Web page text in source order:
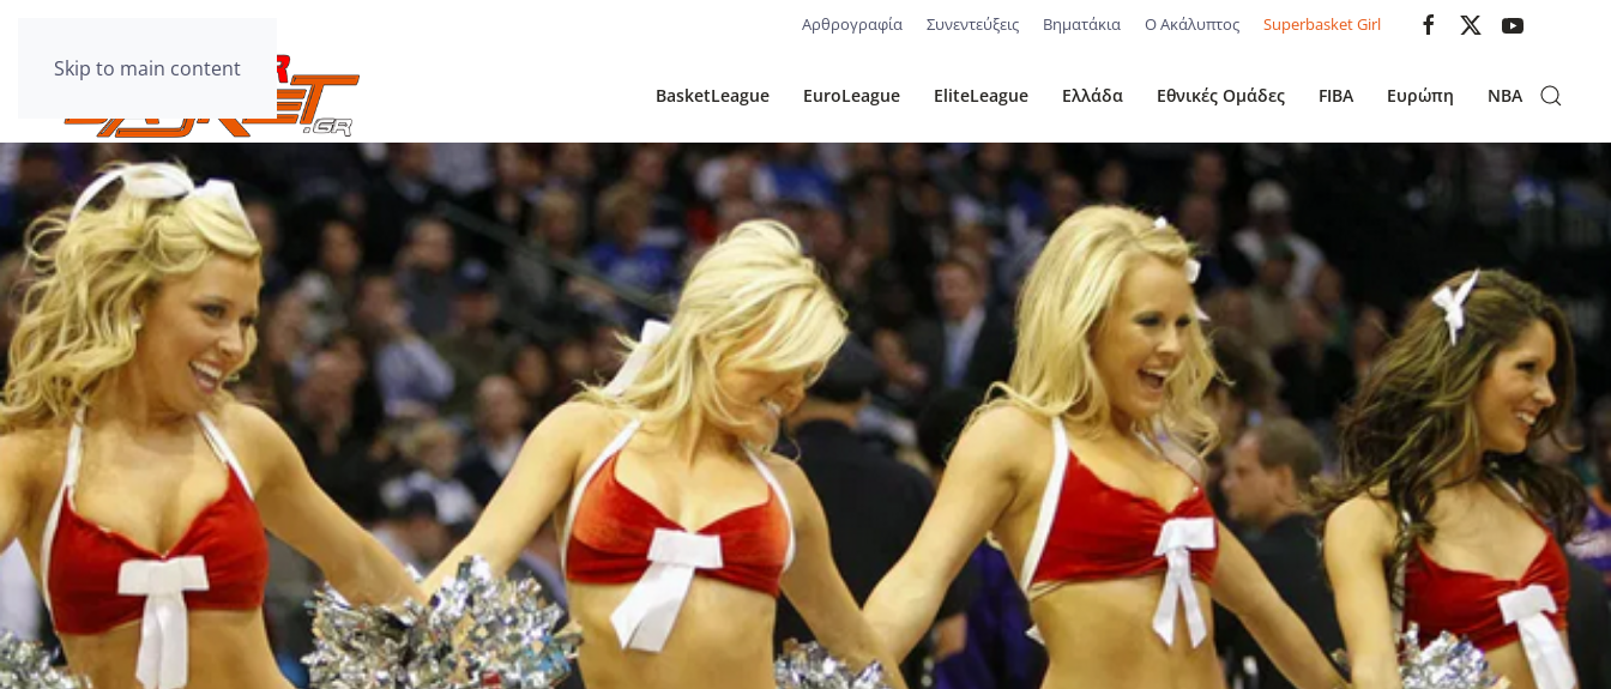
Skip to main content
Αρθρογραφία Συνεντεύξεις Βηματάκια Ο Ακάλυπτος Superbasket Girl
BasketLeague EuroLeague EliteLeague Ελλάδα Εθνικές Ομάδες FIBA Ευρώπη NBA